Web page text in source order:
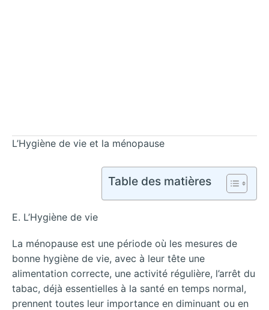
L’Hygiène de vie et la ménopause
Table des matières
E. L’Hygiène de vie
La ménopause est une période où les mesures de
bonne hygiène de vie, avec à leur tête une
alimentation correcte, une activité régulière, l’arrêt du
tabac, déjà essentielles à la santé en temps normal,
prennent toutes leur importance en diminuant ou en